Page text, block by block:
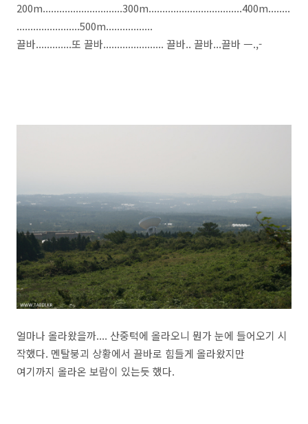
200m.............................300m..................................400m........
.......................500m.................
끌바.............또 끌바...................... 끌바.. 끌바...끌바 ㅡ.,-
얼마나 올라왔을까.... 산중턱에 올라오니 뭔가 눈에 들어오기 시
작했다. 멘탈붕괴 상황에서 끌바로 힘들게 올라왔지만
여기까지 올라온 보람이 있는듯 했다.